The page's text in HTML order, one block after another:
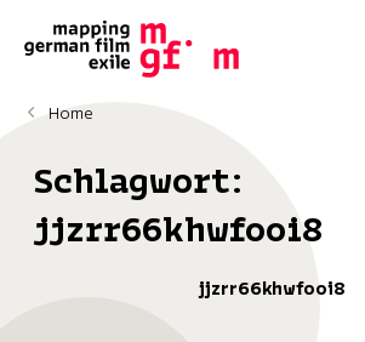
Home
Schlagwort:
jjzrr66khwfooi8
jjzrr66khwfooi8